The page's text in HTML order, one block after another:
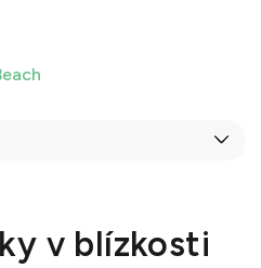
v blízkosti